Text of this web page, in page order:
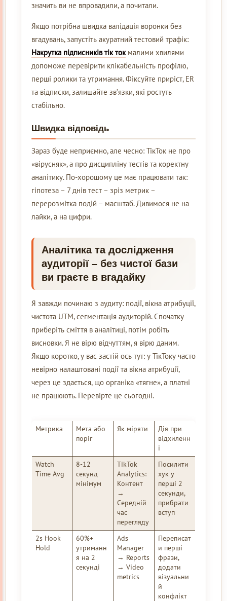
значить ви не впровадили, а почитали.
Якщо потрібна швидка валідація воронки без
вгадувань, запустіть акуратний тестовий трафік:
Накрутка підписників тік токмалими хвилями
допоможе перевірити клікабельність профілю,
перші ролики та утримання. Фіксуйте приріст, ER
та відписки, залишайте зв’язки, які ростуть
стабільно.
Швидка відповідь
Зараз буде неприємно, але чесно: ТікТок не про
«вірусняк», а про дисципліну тестів та коректну
аналітику. По-хорошому це має працювати так:
гіпотеза – 7 днів тест – зріз метрик –
перерозмітка подій – масштаб. Дивимося не на
лайки, а на цифри.
Аналітика та дослідження
аудиторії – без чистої бази
ви граєте в вгадайку
Я завжди починаю з аудиту: події, вікна атрибуції,
чистота UTM, сегментація аудиторій. Спочатку
приберіть сміття в аналітиці, потім робіть
висновки. Я не вірю відчуттям, я вірю даним.
Якщо коротко, у вас застій ось тут: у ТікТоку часто
невірно налаштовані події та вікна атрибуції,
через це здається, що органіка «тягне», а платні
не працюють. Перевірте це сьогодні.
Метрика
Мета або
поріг
Як міряти
Дія при
відхиленн
і
Watch
Time Avg
8-12
секунд
мінімум
TikTok
Analytics:
Контент
→
Середній
час
перегляду
Посилити
хук у
перші 2
секунди,
прибрати
вступ
2s Hook
Hold
60%+
утриманн
я на 2
секунді
Ads
Manager
→ Reports
→ Video
metrics
Переписат
и перші
фрази,
додати
візуальни
й
конфлікт